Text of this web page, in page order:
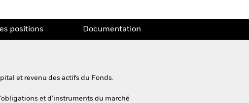
positions Documentation
et revenu des actifs du Fonds.
et d’instruments du marché